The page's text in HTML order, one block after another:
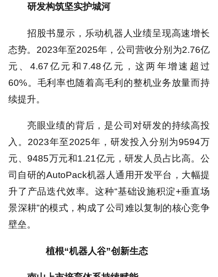
研发构筑坚实护城河
招股书显示，乐动机器人业绩呈现高速增长
态势。2023年至2025年，公司营收分别为2.76亿
元、4.67亿元和7.48亿元，这两年增速超过
60%。毛利率也随着高毛利的整机业务放量而持
续提升。
亮眼业绩的背后，是公司对研发的持续高投
入。2023年至2025年，研发投入分别为9594万
元、9485万元和1.21亿元，研发人员占比高。公
司自研的AutoPack机器人通用开发平台，大幅提
升了产品迭代效率。这种“基础设施积淀+垂直场
景深耕”的模式，构成了公司难以复制的核心竞争
壁垒。
植根“机器人谷”创新生态